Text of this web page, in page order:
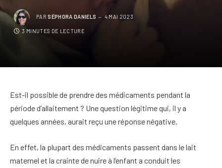
PAR SÉPHORA DANIELS 4 MAI 2023
3 MINUTES DE LECTURE
Est-il possible de prendre des médicaments pendant la
période d’allaitement ? Une question légitime qui, il y a
quelques années, aurait reçu une réponse négative.
En effet, la plupart des médicaments passent dans le lait
maternel et la crainte de nuire à l’enfant a conduit les